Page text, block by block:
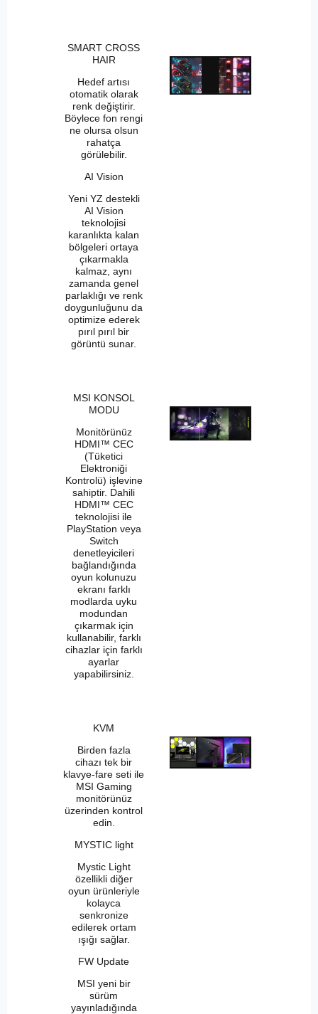
SMART CROSS
HAIR
Hedef artısı
otomatik olarak
renk değiştirir.
Böylece fon rengi
ne olursa olsun
rahatça
görülebilir.
AI Vision
Yeni YZ destekli
AI Vision
teknolojisi
karanlıkta kalan
bölgeleri ortaya
çıkarmakla
kalmaz, aynı
zamanda genel
parlaklığı ve renk
doygunluğunu da
optimize ederek
pırıl pırıl bir
görüntü sunar.
MSI KONSOL
MODU
Monitörünüz
HDMI™ CEC
(Tüketici
Elektroniği
Kontrolü) işlevine
sahiptir. Dahili
HDMI™ CEC
teknolojisi ile
PlayStation veya
Switch
denetleyicileri
bağlandığında
oyun kolunuzu
ekranı farklı
modlarda uyku
modundan
çıkarmak için
kullanabilir, farklı
cihazlar için farklı
ayarlar
yapabilirsiniz.
KVM
Birden fazla
cihazı tek bir
klavye-fare seti ile
MSI Gaming
monitörünüz
üzerinden kontrol
edin.
MYSTIC light
Mystic Light
özellikli diğer
oyun ürünleriyle
kolayca
senkronize
edilerek ortam
ışığı sağlar.
FW Update
MSI yeni bir
sürüm
yayınladığında